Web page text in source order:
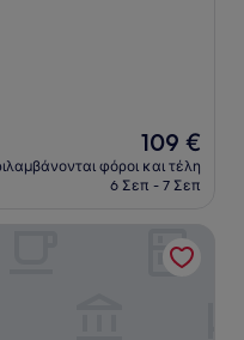
Η
τιμή
είναι
109 €
φόροι και τέλη
6 Σεπ - 7 Σεπ